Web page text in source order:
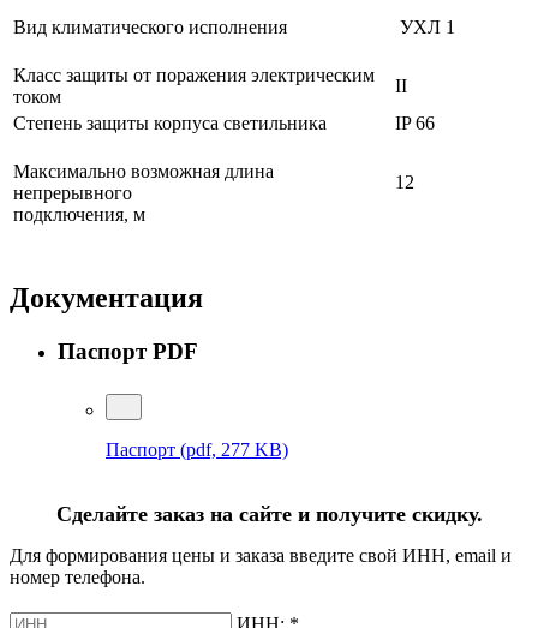
Вид климатического исполнения УХЛ 1
Класс защиты от поражения электрическим
током
II
Степень защиты корпуса светильника
IP 66
Максимально возможная длина
непрерывного
подключения, м
12
Документация
Паспорт PDF
Паспорт (pdf, 277 KB)
Сделайте заказ на сайте и получите скидку.
Для формирования цены и заказа введите свой ИНН, email и
номер телефона.
ИНН: *